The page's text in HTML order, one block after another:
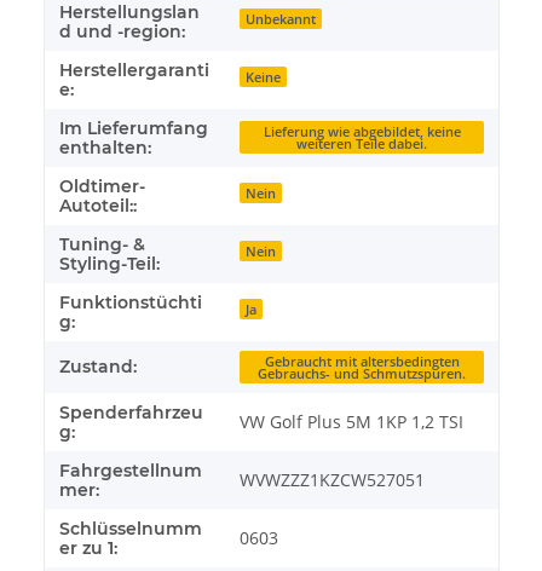
Herstellungslan
d und -region:
Unbekannt
Herstellergaranti
e:
Keine
Im Lieferumfang
enthalten:
Lieferung wie abgebildet, keine
weiteren Teile dabei.
Oldtimer-
Autoteil::
Nein
Tuning- &
Styling-Teil:
Nein
Funktionstüchti
g:
Ja
Zustand: Gebraucht mit altersbedingten
Gebrauchs- und Schmutzspuren.
Spenderfahrzeu
g:
VW Golf Plus 5M 1KP 1,2 TSI
Fahrgestellnum
mer:
WVWZZZ1KZCW527051
Schlüsselnumm
er zu 1:
0603